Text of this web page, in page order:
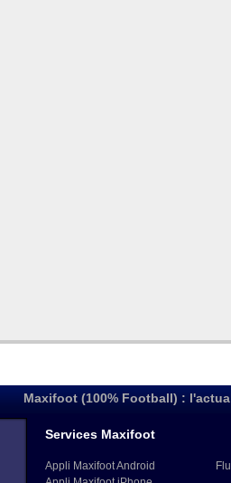
Maxifoot (100% Football) :
Services Maxifoot
Appli Maxifoot Android